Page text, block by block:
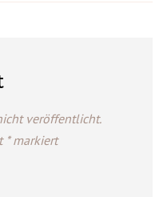
veröffentlicht.
*markiert